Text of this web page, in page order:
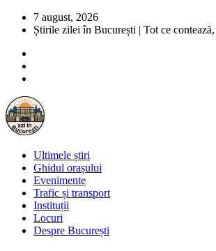
7 august, 2026
Știrile zilei în București | Tot ce
Ultimele știri
Ghidul orașului
Evenimente
Trafic și transport
Instituții
Locuri
Despre București